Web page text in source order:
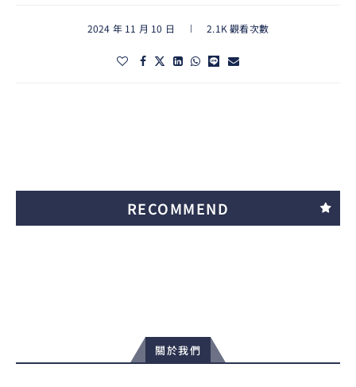
2024 年 11 月 10 日 2.1K 觀看次數
RECOMMEND
關於我們